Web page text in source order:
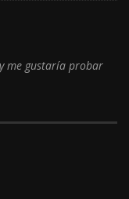
me gustaría probar